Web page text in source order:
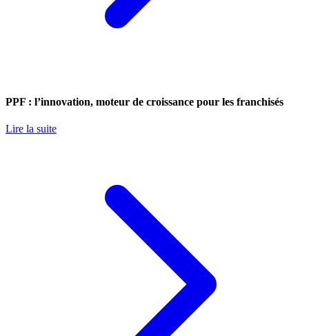
PPF : l’innovation, moteur de croissance pour les franchisés
Lire la suite